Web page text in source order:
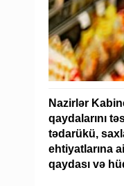
Nazirlər
qaydalarını
tədarükü,
ehtiyatlarına
qaydası və